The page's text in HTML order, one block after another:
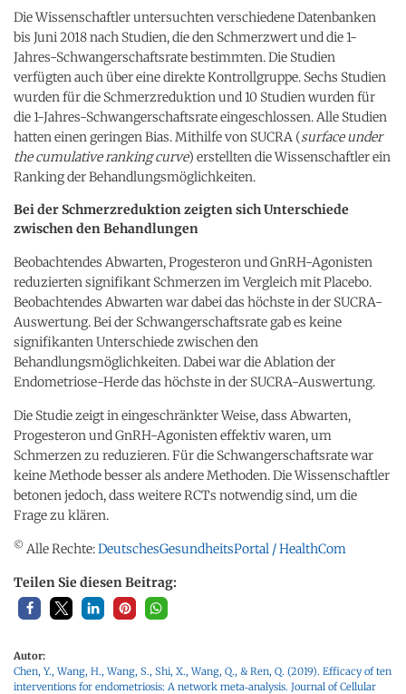
Die Wissenschaftler untersuchten verschiedene Datenbanken
bis Juni 2018 nach Studien, die den Schmerzwert und die 1-
Jahres-Schwangerschaftsrate bestimmten. Die Studien
verfügten auch über eine direkte Kontrollgruppe. Sechs Studien
wurden für die Schmerzreduktion und 10 Studien wurden für
die 1-Jahres-Schwangerschaftsrate eingeschlossen. Alle Studien
hatten einen geringen Bias. Mithilfe von SUCRA (surface under
the cumulative ranking curve) erstellten die Wissenschaftler ein
Ranking der Behandlungsmöglichkeiten.
Bei der Schmerzreduktion zeigten sich Unterschiede
zwischen den Behandlungen
Beobachtendes Abwarten, Progesteron und GnRH-Agonisten
reduzierten signifikant Schmerzen im Vergleich mit Placebo.
Beobachtendes Abwarten war dabei das höchste in der SUCRA-
Auswertung. Bei der Schwangerschaftsrate gab es keine
signifikanten Unterschiede zwischen den
Behandlungsmöglichkeiten. Dabei war die Ablation der
Endometriose-Herde das höchste in der SUCRA-Auswertung.
Die Studie zeigt in eingeschränkter Weise, dass Abwarten,
Progesteron und GnRH-Agonisten effektiv waren, um
Schmerzen zu reduzieren. Für die Schwangerschaftsrate war
keine Methode besser als andere Methoden. Die Wissenschaftler
betonen jedoch, dass weitere RCTs notwendig sind, um die
Frage zu klären.
© Alle Rechte:DeutschesGesundheitsPortal / HealthCom
Teilen Sie diesen Beitrag:
Autor:
Chen, Y., Wang, H., Wang, S., Shi, X., Wang, Q., & Ren, Q. (2019). Efficacy of ten
interventions for endometriosis: A network meta‐analysis. Journal of Cellular